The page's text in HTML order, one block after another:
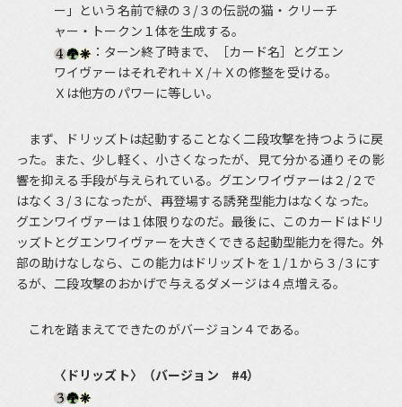
ー」という名前で緑の３/３の伝説の猫・クリーチ
ャー・トークン１体を生成する。
：ターン終了時まで、［カード名］とグエン
ワイヴァーはそれぞれ＋Ｘ/＋Ｘの修整を受ける。
Ｘは他方のパワーに等しい。
まず、ドリッズトは起動することなく二段攻撃を持つように戻
った。また、少し軽く、小さくなったが、見て分かる通りその影
響を抑える手段が与えられている。グエンワイヴァーは２/２で
はなく３/３になったが、再登場する誘発型能力はなくなった。
グエンワイヴァーは１体限りなのだ。最後に、このカードはドリ
ッズトとグエンワイヴァーを大きくできる起動型能力を得た。外
部の助けなしなら、この能力はドリッズトを１/１から３/３にす
るが、二段攻撃のおかげで与えるダメージは４点増える。
これを踏まえてできたのがバージョン４である。
〈ドリッズト〉（バージョン #4）